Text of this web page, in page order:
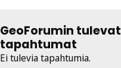
GeoForumin tulevat
tapahtumat
Ei tulevia tapahtumia.